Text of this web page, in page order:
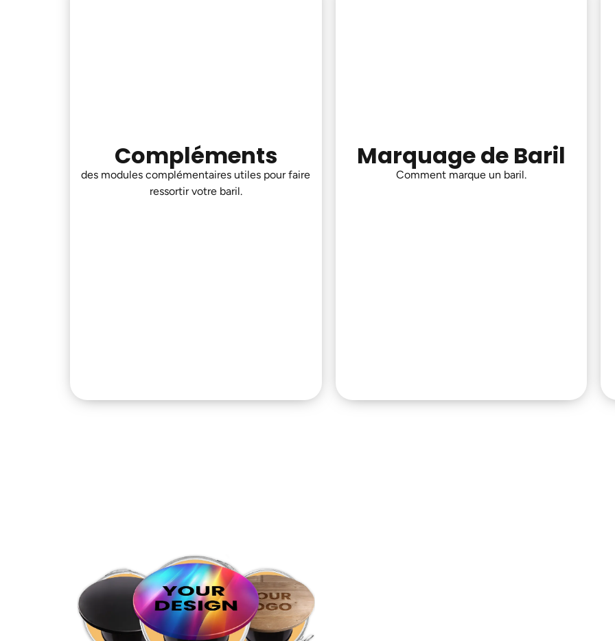
Compléments
des modules complémentaires utiles pour faire
ressortir votre baril.
Marquage de Baril
Comment marque un baril.